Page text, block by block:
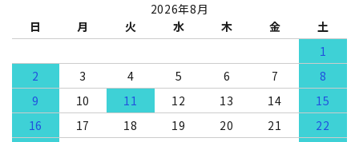
2026年8月
日
月 火 水 木 金
土
1
2
3 4 5 6 7
8
9
10 11 12 13 14
15
16
17 18 19 20 21 22